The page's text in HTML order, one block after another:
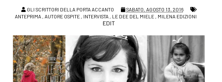
GLI SCRITTORI DELLA PORTA ACCANTO
SABATO, AGOSTO 13, 2016
ANTEPRIMA ,AUTORE OSPITE , INTERVISTA , LE DEE DEL MIELE , MILENA EDIZIONI
EDIT